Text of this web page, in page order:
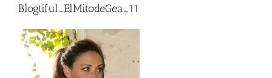
Blogtiful_ElMitodeGea_11